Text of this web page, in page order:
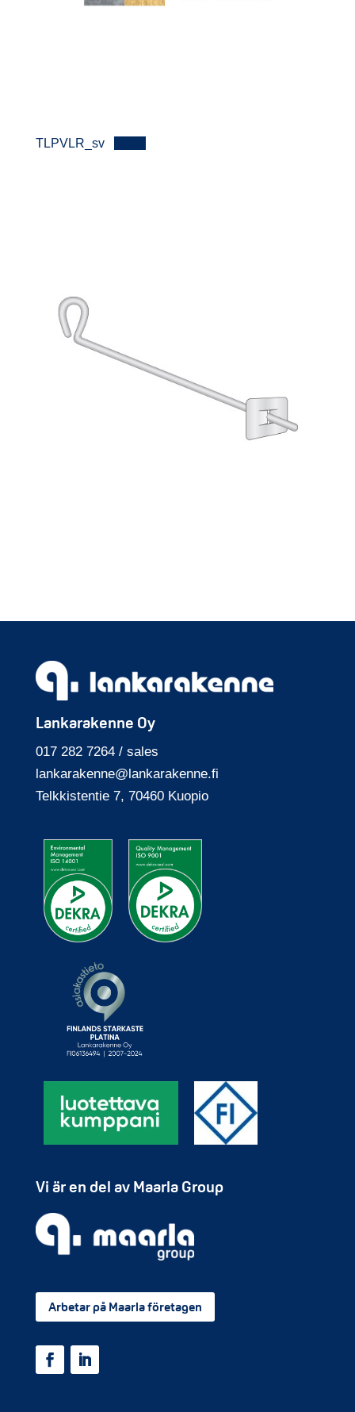
TLPVLR_sv
Lankarakenne Oy
017 282 7264 / sales
lankarakenne@lankarakenne.fi
Telkkisten­tie 7, 70460 Kuopio
Vi är en del av Maarla Group
Arbetar på Maarla företagen